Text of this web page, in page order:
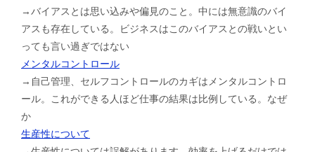
→バイアスとは思い込みや偏見のこと。中には無意識のバイ
アスも存在している。ビジネスはこのバイアスとの戦いとい
っても言い過ぎではない
メンタルコントロール
→自己管理、セルフコントロールのカギはメンタルコントロ
ール。これができる人ほど仕事の結果は比例している。なぜ
か
生産性について